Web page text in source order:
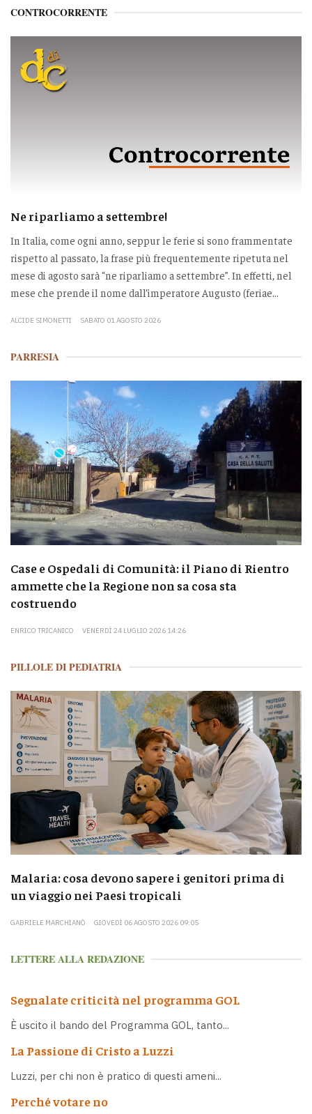
CONTROCORRENTE
Ne riparliamo a settembre!
In Italia, come ogni anno, seppur le ferie si sono frammentate
rispetto al passato, la frase più frequentemente ripetuta nel
mese di agosto sarà “ne riparliamo a settembre”. In effetti, nel
mese che prende il nome dall’imperatore Augusto (feriae...
ALCIDE SIMONETTI SABATO 01 AGOSTO 2026
PARRESIA
Case e Ospedali di Comunità: il Piano di Rientro
ammette che la Regione non sa cosa sta
costruendo
ENRICO TRICANICO VENERDÌ 24 LUGLIO 2026 14:26
PILLOLE DI PEDIATRIA
Malaria: cosa devono sapere i genitori prima di
un viaggio nei Paesi tropicali
GABRIELE MARCHIANÒ GIOVEDÌ 06 AGOSTO 2026 09:05
LETTERE ALLA REDAZIONE
Segnalate criticità nel programma GOL
È uscito il bando del Programma GOL, tanto...
La Passione di Cristo a Luzzi
Luzzi, per chi non è pratico di questi ameni...
Perché votare no